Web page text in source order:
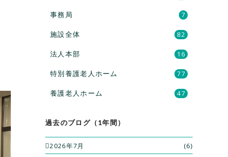
事務局 7
施設全体 82
法人本部 16
特別養護老人ホーム 77
養護老人ホーム 47
過去のブログ（1年間）
2026年7月
(6)